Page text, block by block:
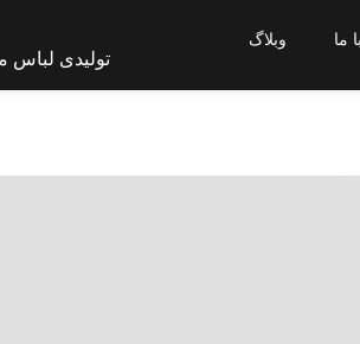
ما وبلاگ
تولیدی لباس